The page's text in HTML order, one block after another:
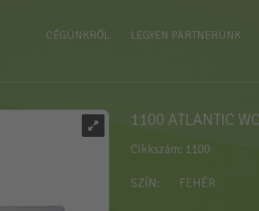
CÉGÜNKRŐL LEGYEN PARTNERÜNK
1100 ATLANTIC
Cikkszám: 1100
SZÍN FEHÉR